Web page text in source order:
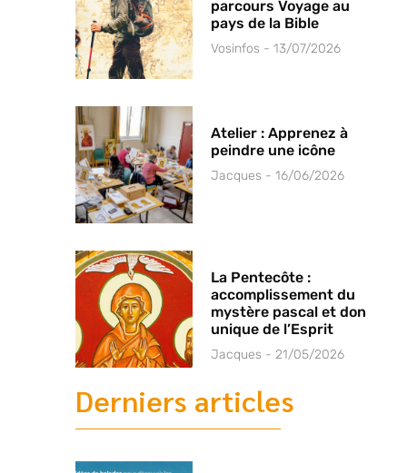
parcours Voyage au
pays de la Bible
Vosinfos 13/07/2026
Atelier : Apprenez à
peindre une icône
Jacques 16/06/2026
La Pentecôte :
accomplissement du
mystère pascal et don
unique de l’Esprit
Jacques 21/05/2026
Derniers articles